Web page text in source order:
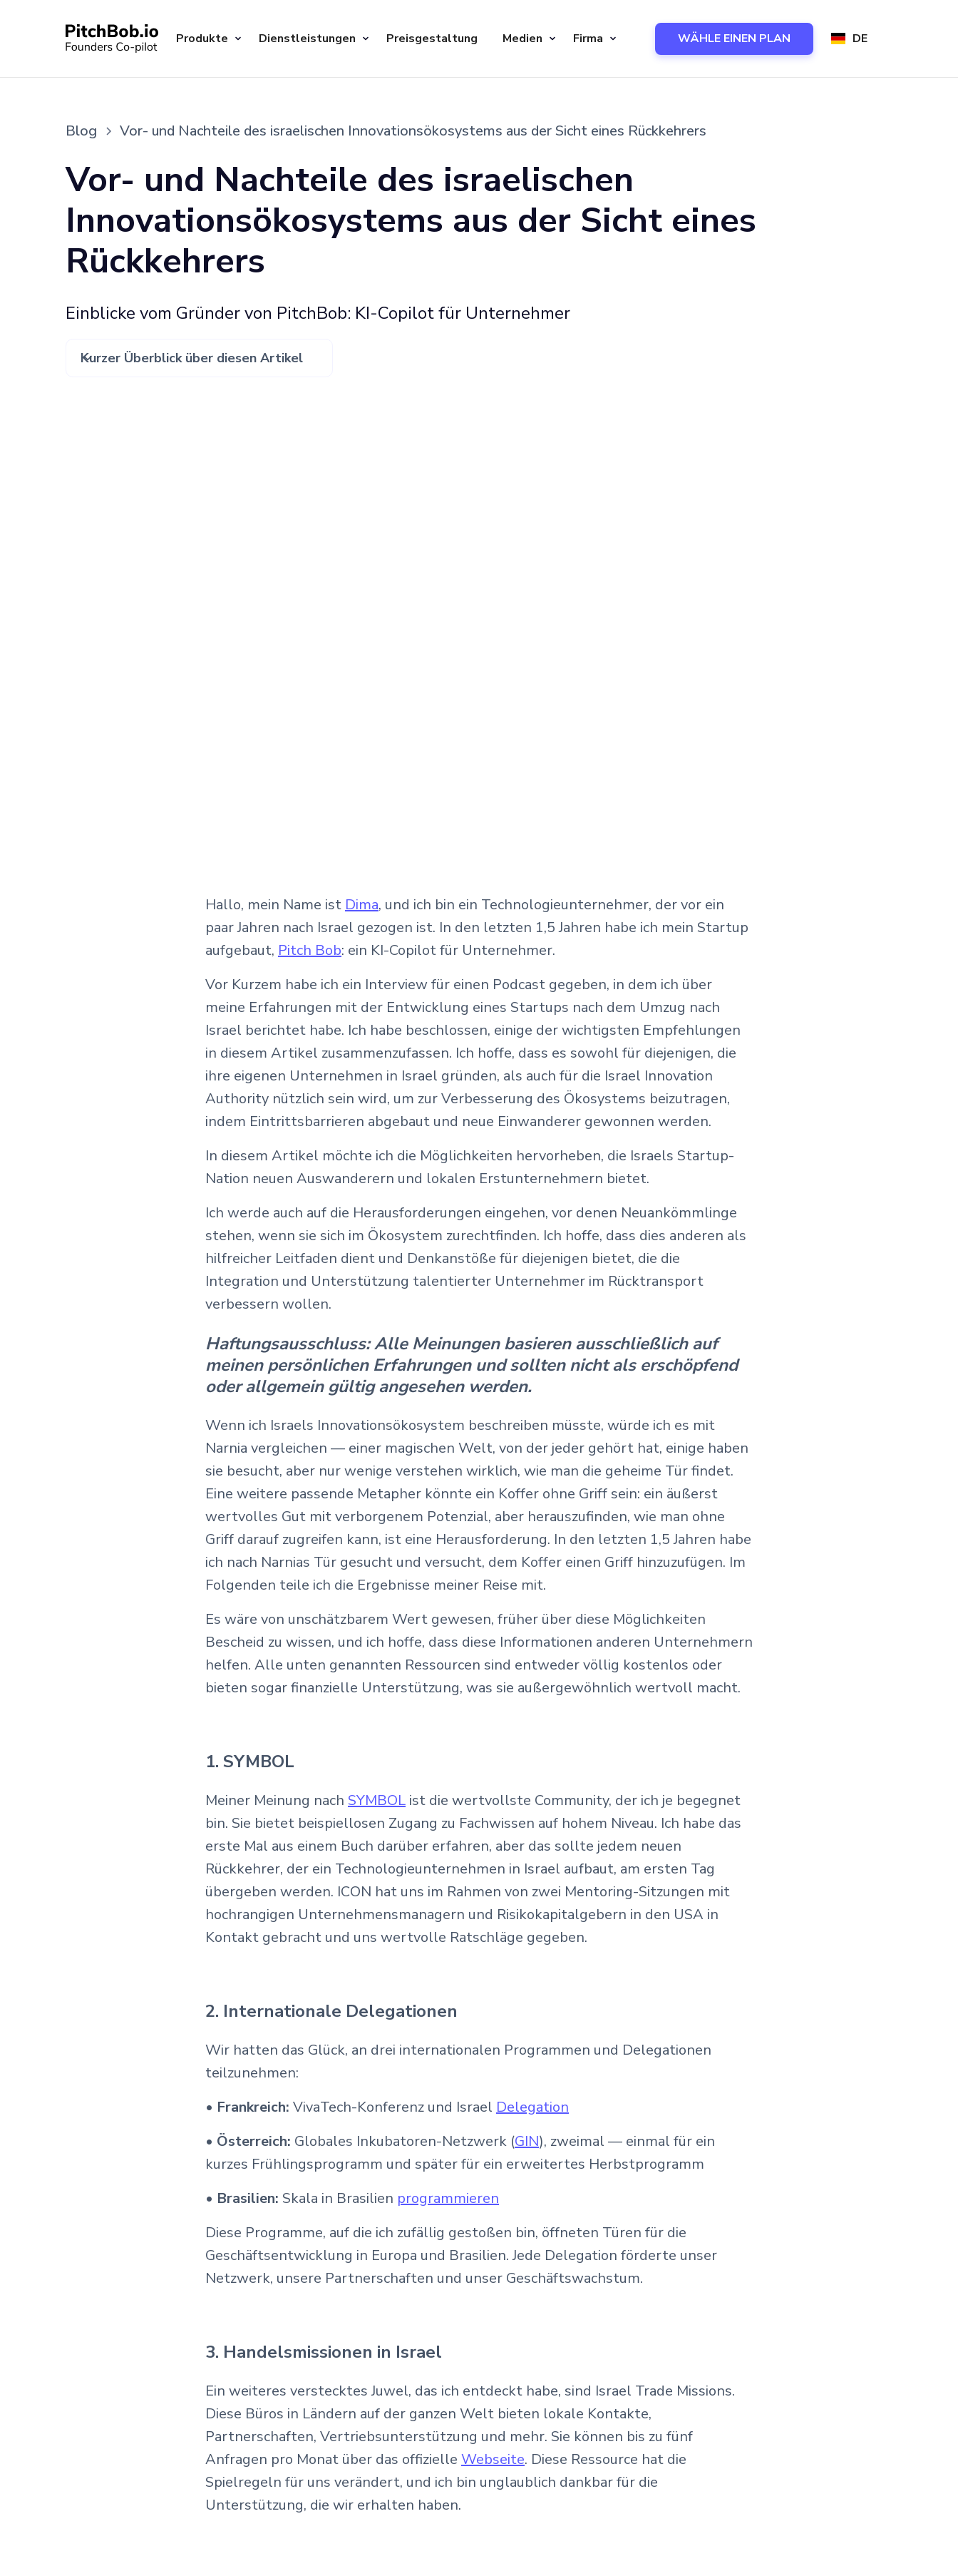
Produkte Dienstleistungen Preisgestaltung Medien Firma WÄHLE EINEN PLAN DE
Blog Vor- und Nachteile des israelischen Innovationsökosystems aus der Sicht eines Rückkehrers
Vor- und Nachteile des israelischen
Innovationsökosystems aus der Sicht eines
Rückkehrers
Einblicke vom Gründer von PitchBob: KI-Copilot für Unternehmer
Kurzer Überblick über diesen Artikel
Hallo, mein Name ist Dima, und ich bin ein Technologieunternehmer, der vor ein
paar Jahren nach Israel gezogen ist. In den letzten 1,5 Jahren habe ich mein Startup
aufgebaut, Pitch Bob: ein KI-Copilot für Unternehmer.
Vor Kurzem habe ich ein Interview für einen Podcast gegeben, in dem ich über
meine Erfahrungen mit der Entwicklung eines Startups nach dem Umzug nach
Israel berichtet habe. Ich habe beschlossen, einige der wichtigsten Empfehlungen
in diesem Artikel zusammenzufassen. Ich hoffe, dass es sowohl für diejenigen, die
ihre eigenen Unternehmen in Israel gründen, als auch für die Israel Innovation
Authority nützlich sein wird, um zur Verbesserung des Ökosystems beizutragen,
indem Eintrittsbarrieren abgebaut und neue Einwanderer gewonnen werden.
In diesem Artikel möchte ich die Möglichkeiten hervorheben, die Israels Startup-
Nation neuen Auswanderern und lokalen Erstunternehmern bietet.
Ich werde auch auf die Herausforderungen eingehen, vor denen Neuankömmlinge
stehen, wenn sie sich im Ökosystem zurechtfinden. Ich hoffe, dass dies anderen als
hilfreicher Leitfaden dient und Denkanstöße für diejenigen bietet, die die
Integration und Unterstützung talentierter Unternehmer im Rücktransport
verbessern wollen.
Haftungsausschluss: Alle Meinungen basieren ausschließlich auf
meinen persönlichen Erfahrungen und sollten nicht als erschöpfend
oder allgemein gültig angesehen werden.
Wenn ich Israels Innovationsökosystem beschreiben müsste, würde ich es mit
Narnia vergleichen — einer magischen Welt, von der jeder gehört hat, einige haben
sie besucht, aber nur wenige verstehen wirklich, wie man die geheime Tür findet.
Eine weitere passende Metapher könnte ein Koffer ohne Griff sein: ein äußerst
wertvolles Gut mit verborgenem Potenzial, aber herauszufinden, wie man ohne
Griff darauf zugreifen kann, ist eine Herausforderung. In den letzten 1,5 Jahren habe
ich nach Narnias Tür gesucht und versucht, dem Koffer einen Griff hinzuzufügen. Im
Folgenden teile ich die Ergebnisse meiner Reise mit.
Es wäre von unschätzbarem Wert gewesen, früher über diese Möglichkeiten
Bescheid zu wissen, und ich hoffe, dass diese Informationen anderen Unternehmern
helfen. Alle unten genannten Ressourcen sind entweder völlig kostenlos oder
bieten sogar finanzielle Unterstützung, was sie außergewöhnlich wertvoll macht.
1. SYMBOL
Meiner Meinung nach SYMBOL ist die wertvollste Community, der ich je begegnet
bin. Sie bietet beispiellosen Zugang zu Fachwissen auf hohem Niveau. Ich habe das
erste Mal aus einem Buch darüber erfahren, aber das sollte jedem neuen
Rückkehrer, der ein Technologieunternehmen in Israel aufbaut, am ersten Tag
übergeben werden. ICON hat uns im Rahmen von zwei Mentoring-Sitzungen mit
hochrangigen Unternehmensmanagern und Risikokapitalgebern in den USA in
Kontakt gebracht und uns wertvolle Ratschläge gegeben.
2. Internationale Delegationen
Wir hatten das Glück, an drei internationalen Programmen und Delegationen
teilzunehmen:
• Frankreich: VivaTech-Konferenz und Israel Delegation
• Österreich: Globales Inkubatoren-Netzwerk (GIN), zweimal — einmal für ein
kurzes Frühlingsprogramm und später für ein erweitertes Herbstprogramm
• Brasilien: Skala in Brasilien programmieren
Diese Programme, auf die ich zufällig gestoßen bin, öffneten Türen für die
Geschäftsentwicklung in Europa und Brasilien. Jede Delegation förderte unser
Netzwerk, unsere Partnerschaften und unser Geschäftswachstum.
3. Handelsmissionen in Israel
Ein weiteres verstecktes Juwel, das ich entdeckt habe, sind Israel Trade Missions.
Diese Büros in Ländern auf der ganzen Welt bieten lokale Kontakte,
Partnerschaften, Vertriebsunterstützung und mehr. Sie können bis zu fünf
Anfragen pro Monat über das offizielle Webseite. Diese Ressource hat die
Spielregeln für uns verändert, und ich bin unglaublich dankbar für die
Unterstützung, die wir erhalten haben.